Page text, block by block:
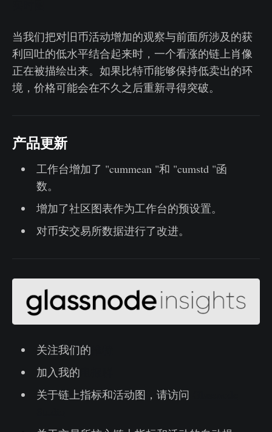
当我们把对旧币活动增加的观察与前面所涉及的获
利回吐的低水平结合起来时，一个看涨的链上肖像
正在被描绘出来。如果比特币能够保持低卖出的环
境，价格可能会在不久之后重新寻得突破。
产品更新
工作台增加了 "cummean "和 "cumstd "函
数。
增加了社区图表作为工作台的预设置。
对币安交易所数据进行了改进。
关注我们的
加入我的
关于链上指标和活动图，请访问